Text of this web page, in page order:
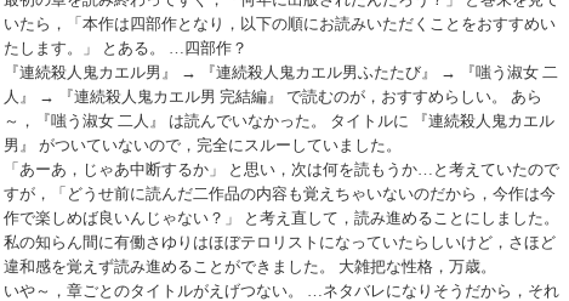
いたら，「本作は四部作となり，以下の順にお読みいただくことをおすすめい
たします。」 とある。 …四部作？
『連続殺人鬼カエル男』 → 『連続殺人鬼カエル男ふたたび』 → 『嗤う淑女 二
人』 → 『連続殺人鬼カエル男 完結編』 で読むのが，おすすめらしい。 あら
～，『嗤う淑女 二人』 は読んでいなかった。 タイトルに 『連続殺人鬼カエル
男』 がついていないので，完全にスルーしていました。
「あーあ，じゃあ中断するか」 と思い，次は何を読もうか…と考えていたので
すが，「どうせ前に読んだ二作品の内容も覚えちゃいないのだから，今作は今
作で楽しめば良いんじゃない？」 と考え直して，読み進めることにしました。
私の知らん間に有働さゆりはほぼテロリストになっていたらしいけど，さほど
違和感を覚えず読み進めることができました。 大雑把な性格，万歳。
いや～，章ごとのタイトルがえげつない。 …ネタバレになりそうだから，それ